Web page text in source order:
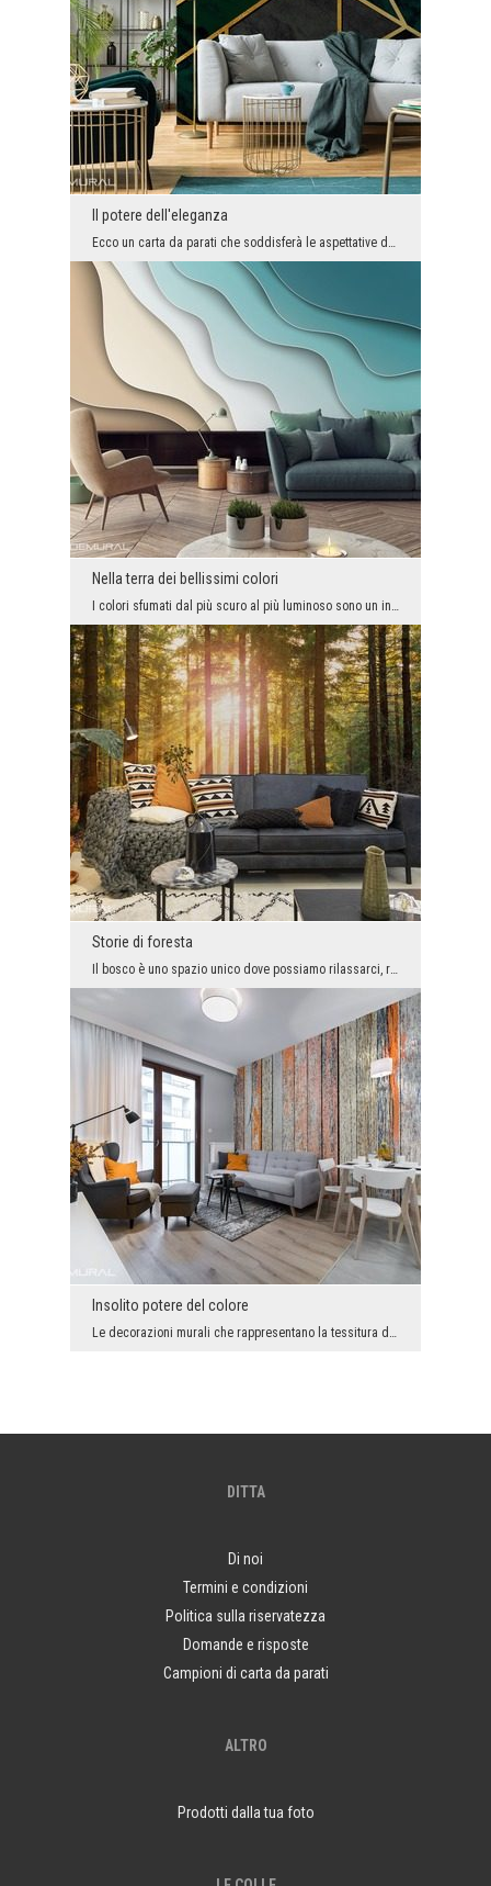
Il potere dell'eleganza
Ecco un carta da parati che soddisferà le aspettative della bellezza anche dei clienti più esigen...
Nella terra dei bellissimi colori
I colori sfumati dal più scuro al più luminoso sono un indiscutibile successo in questa stagione ...
Storie di foresta
Il bosco è uno spazio unico dove possiamo rilassarci, riposare e trascorrere del tempo in mezzo a...
Insolito potere del colore
Le decorazioni murali che rappresentano la tessitura del legno, hanno recentemente goduto di gran...
DITTA
Di noi
Termini e condizioni
Politica sulla riservatezza
Domande e risposte
Campioni di carta da parati
ALTRO
Prodotti dalla tua foto